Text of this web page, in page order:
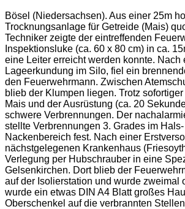
Bösel (Niedersachsen). Aus einer 25m
Trocknungsanlage für Getreide (Mais)
Techniker zeigte der eintreffenden
Inspektionsluke (ca. 60 x 80 cm) in ca.
eine Leiter erreicht werden konnte. Nach
Lageerkundung im Silo, fiel ein
den Feuerwehrmann. Zwischen
blieb der Klumpen liegen. Trotz
Mais und der Ausrüstung (ca. 20
schwere Verbrennungen. Der
stellte Verbrennungen 3. Grades im Hals-
Nackenbereich fest. Nach einer
nächstgelegenen Krankenhaus
Verlegung per Hubschrauber in eine
Gelsenkirchen. Dort blieb der
auf der Isolierstation und wurde zweimal
wurde ein etwas DIN A4 Blatt großes
Oberschenkel auf die verbrannten